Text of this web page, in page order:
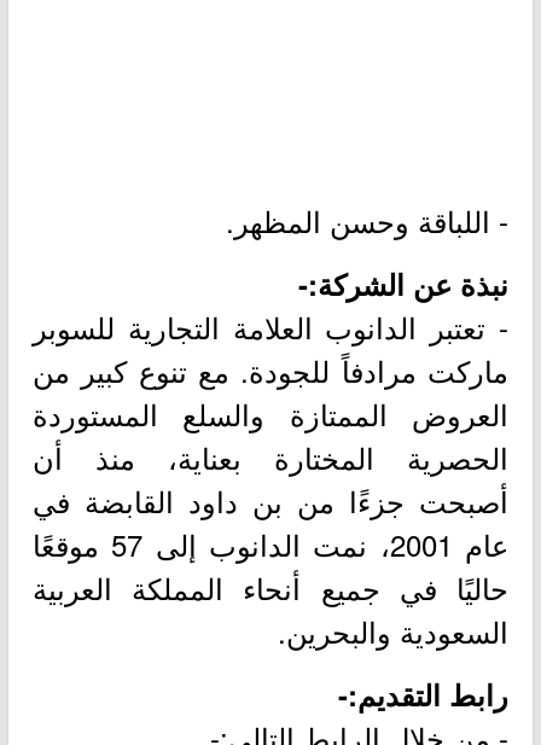
- اللباقة وحسن المظهر.
نبذة عن الشركة:-
- تعتبر الدانوب العلامة التجارية للسوبر
ماركت مرادفاً للجودة. مع تنوع كبير من
العروض الممتازة والسلع المستوردة
الحصرية المختارة بعناية، منذ أن
أصبحت جزءًا من بن داود القابضة في
عام 2001، نمت الدانوب إلى 57 موقعًا
حاليًا في جميع أنحاء المملكة العربية
السعودية والبحرين.
رابط التقديم:-